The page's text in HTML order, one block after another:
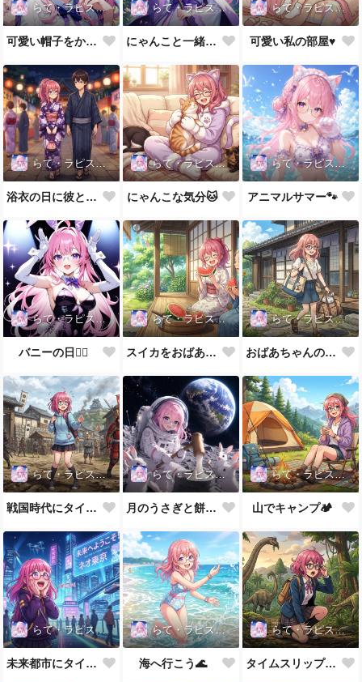
らて・ラピスラズリ
可愛い帽子をかぶってみたよ👒
らて・ラピスラズリ
にゃんこと一緒に冒険へ🐱
らて・ラピスラズリ
可愛い私の部屋♥️
らて・ラピスラズリ
浴衣の日に彼とお祭りデート🍻🏮🍧🎆
らて・ラピスラズリ
にゃんこな気分🐱
らて・ラピスラズリ
アニマルサマー🐾
らて・ラピスラズリ
バニーの日👯‍♀️
らて・ラピスラズリ
スイカをおばあちゃんと🍉
らて・ラピスラズリ
おばあちゃんの家に👵
らて・ラピスラズリ
戦国時代にタイムスリップ！？
らて・ラピスラズリ
月のうさぎと餅つき🐰
らて・ラピスラズリ
山でキャンプ🏕
らて・ラピスラズリ
未来都市にタイムスリップ！
らて・ラピスラズリ
海へ行こう🌊
らて・ラピスラズリ
タイムスリップ！ここって恐竜時代？！